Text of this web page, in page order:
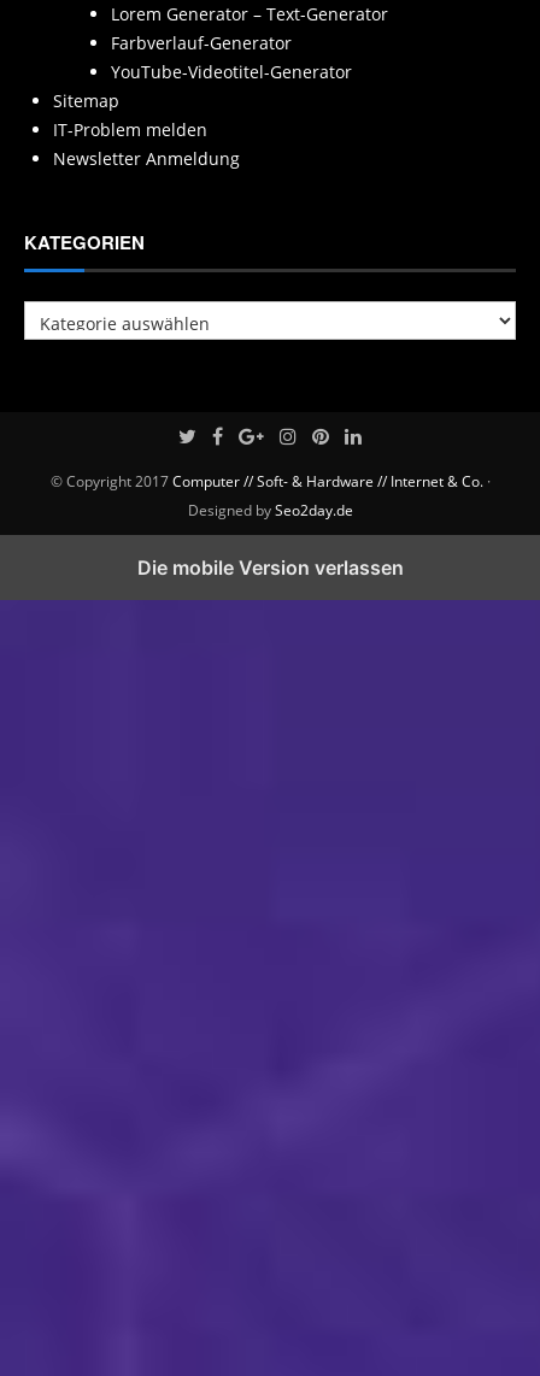
Lorem Generator – Text-Generator
Farbverlauf-Generator
YouTube-Videotitel-Generator
Sitemap
IT-Problem melden
Newsletter Anmeldung
KATEGORIEN
Kategorien
© Copyright 2017Computer // Soft- & Hardware // Internet & Co.·
Designed bySeo2day.de
Die mobile Version verlassen